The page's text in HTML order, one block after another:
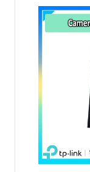
linh hoạt
lưu đám